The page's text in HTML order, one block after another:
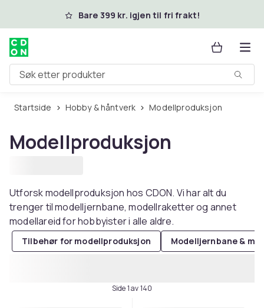
Hopp til hovedinnholdBare 399 kr. igjen til fri frakt!
Søk etter produkter
Startside Hobby & håntverk Modellproduksjon
Modellproduksjon
Utforsk modellproduksjon hos CDON. Vi har alt du
trenger til modelljernbane, modellraketter og annet
modellareid for hobbyister i alle aldre.
Tilbehør for modellproduksjon Modelljernbane &
Side 1 av 140